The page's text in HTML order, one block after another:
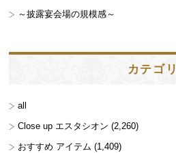
～披露宴会場の規模感～
カテゴリ
all
Close up エスタシオン (2,260)
おすすめ アイテム (1,409)